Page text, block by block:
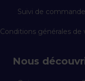
Suivi de commande
Conditions générales de
Nous